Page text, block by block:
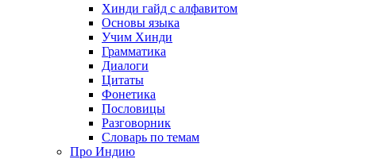
Хинди гайд с алфавитом
Основы языка
Учим Хинди
Грамматика
Диалоги
Цитаты
Фонетика
Пословицы
Разговорник
Словарь по темам
Про Индию